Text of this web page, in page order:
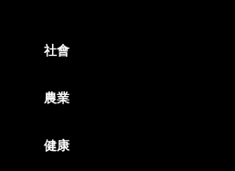
社會
農業
健康